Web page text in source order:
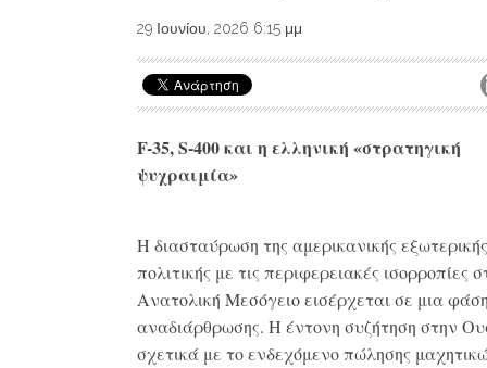
29 Ιουνίου, 2026 6:15 μμ
F-35, S-400 και η ελληνική «στρατηγική
ψυχραιμία»
Η διασταύρωση της αμερικανικής εξωτερικής
πολιτικής με τις περιφερειακές ισορροπίες
Ανατολική Μεσόγειο εισέρχεται σε μια
αναδιάρθρωσης. Η έντονη συζήτηση στην
σχετικά με το ενδεχόμενο πώλησης